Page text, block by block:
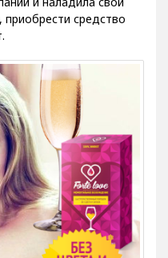
средство